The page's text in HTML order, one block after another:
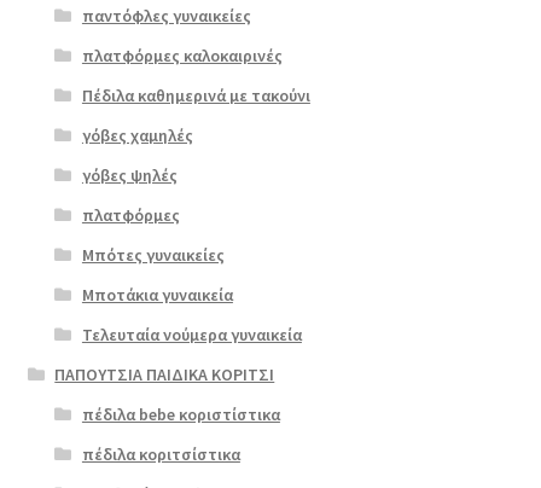
Επιλο
παντόφλες γυναικείες
πλατφόρμες καλοκαιρινές
Πέδιλα καθημερινά με τακούνι
γόβες χαμηλές
γόβες ψηλές
πλατφόρμες
Μπότες γυναικείες
Μποτάκια γυναικεία
Τελευταία νούμερα γυναικεία
ΠΑΠΟΥΤΣΙΑ ΠΑΙΔΙΚΑ ΚΟΡΙΤΣΙ
πέδιλα bebe κοριστίστικα
πέδιλα κοριτσίστικα